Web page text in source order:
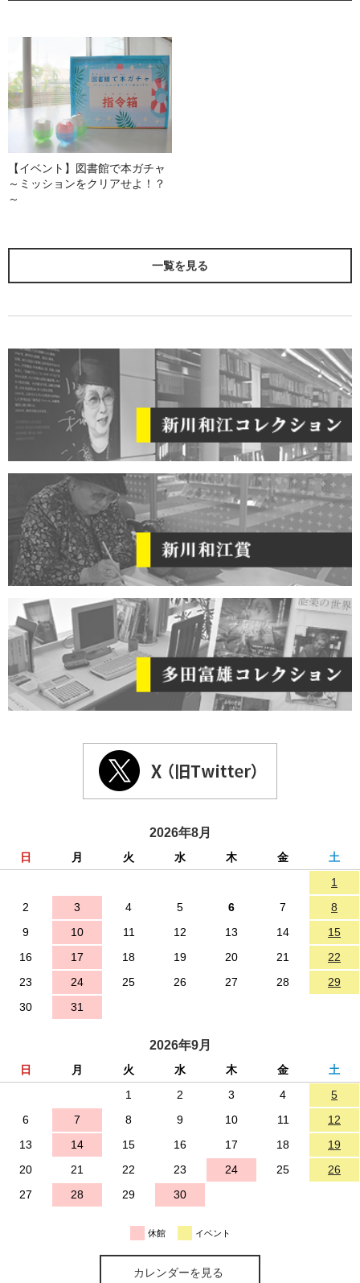
一覧を見る
【イベント】図書館で本ガチャ
～ミッションをクリアせよ！？
～
2026年8月
日 月 火 水 木 金
土
1
2
3 4 5 6 7
8
9
10 11 12 13 14
15
16
17 18 19 20 21
22
23
24 25 26 27 28
29
30
31
2026年9月
日 月 火 水 木 金
土
1
2 3 4
5
6
7 8 9 10 11
12
13
14 15 16 17 18
19
20
21 22 23 24 25
26
27
28 29 30
休館 イベント
カレンダーを見る